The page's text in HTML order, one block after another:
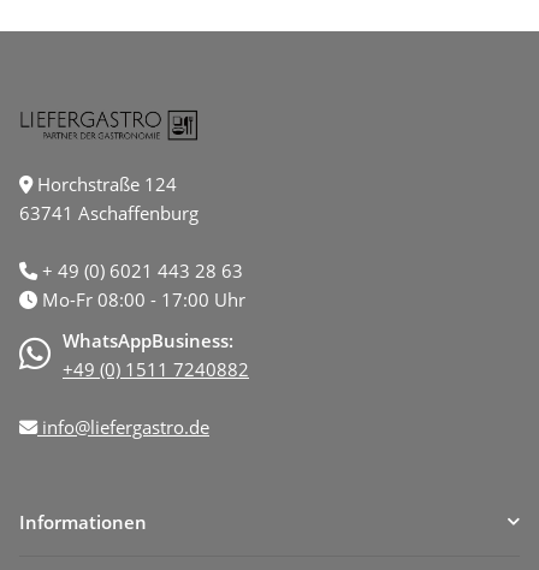
Horchstraße 124
63741 Aschaffenburg
+ 49 (0) 6021 443 28 63
Mo-Fr 08:00 - 17:00 Uhr
WhatsAppBusiness:
+49 (0) 1511 7240882
info@liefergastro.de
Informationen